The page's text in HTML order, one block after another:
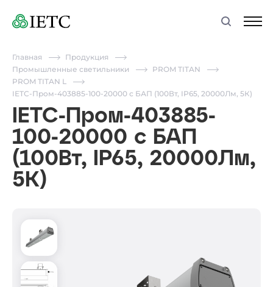
Главная
Продукция
Промышленные светильники
PROM TITAN
PROM TITAN L
IETC-Пром-403885-100-20000 с БАП (100Вт, IP65, 20000Лм, 5К)
IETC-Пром-403885-
100-20000 с БАП
(100Вт, IP65, 20000Лм,
5К)